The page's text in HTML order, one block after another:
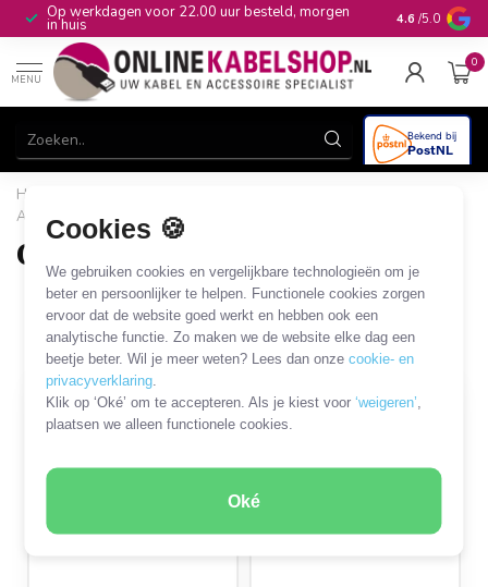
Cookies 🍪
We gebruiken cookies en vergelijkbare technologieën om je
beter en persoonlijker te helpen. Functionele cookies zorgen
ervoor dat de website goed werkt en hebben ook een
analytische functie. Zo maken we de website elke dag een
beetje beter. Wil je meer weten? Lees dan onzecookie- en
privacyverklaring
Klik op ‘Oké’ om te accepteren. Als je kiest voor‘weigeren’
plaatsen we alleen functionele cookies.
Oké
Op werkdagen voor 22.00 uur besteld, morgen
in huis 10+jaar
4.6 /5.0
MENU
0
Home
Accu's
Overige accu's
Overige accu's
12 PRODUCTEN
Filters SORTEER OP